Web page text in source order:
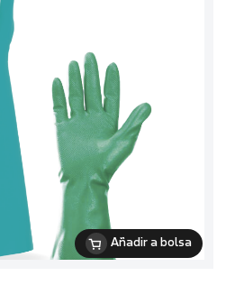
Añadir a bolsa